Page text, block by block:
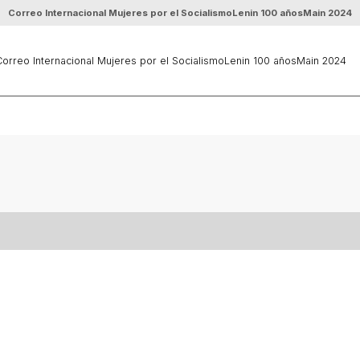
Correo Internacional Mujeres por el SocialismoLenin 100 añosMain 2024
Internacional Mujeres por el SocialismoLenin 100 añosMain 2024